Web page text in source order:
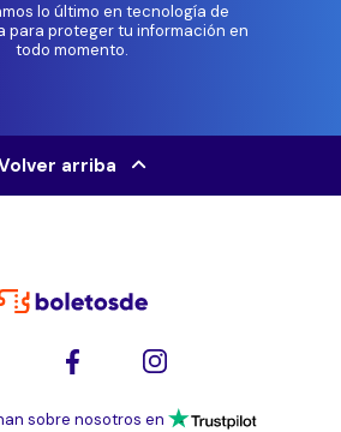
lo último en tecnología de
para proteger tu información en
todo momento.
arriba
sobre nosotros en